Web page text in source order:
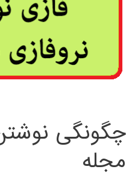
چگونگی
مجله